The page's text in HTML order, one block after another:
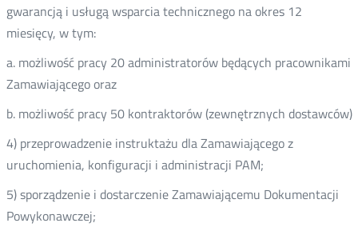
gwarancją i usługą wsparcia technicznego na okres 12
miesięcy, w tym:
a. możliwość pracy 20 administratorów będących pracownikami
Zamawiającego oraz
b. możliwość pracy 50 kontraktorów (zewnętrznych dostawców)
4) przeprowadzenie instruktażu dla Zamawiającego z
uruchomienia, konfiguracji i administracji PAM;
5) sporządzenie i dostarczenie Zamawiającemu Dokumentacji
Powykonawczej;